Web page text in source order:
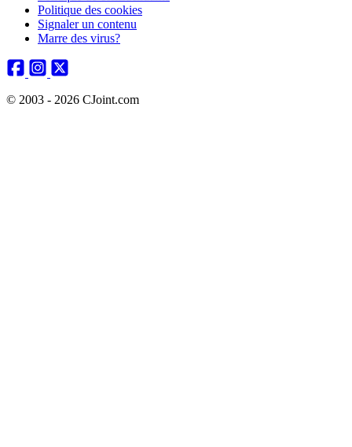
Politique des cookies
Signaler un contenu
Marre des virus?
© 2003 - 2026 CJoint.com